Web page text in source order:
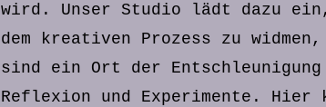
wird. Unser Studio lädt dazu ein,
dem kreativen Prozess zu
sind ein Ort der
Reflexion und Experimente. Hier